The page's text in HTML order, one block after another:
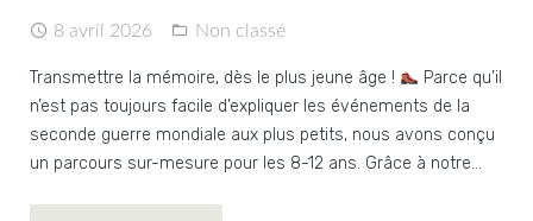
8 avril 2026 Non classé
Transmettre la mémoire, dès le plus jeune âge !
Parce qu’il
n’est pas toujours facile d’expliquer les événements de la
seconde guerre mondiale aux plus petits, nous avons conçu
un parcours sur-mesure pour les 8-12 ans. Grâce à notre…